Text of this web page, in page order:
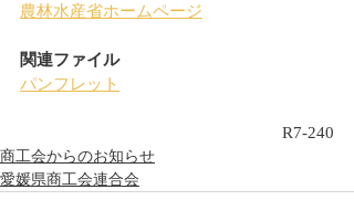
農林水産省ホームページ
関連ファイル
パンフレット
R7-240
商工会からのお知らせ
愛媛県商工会連合会